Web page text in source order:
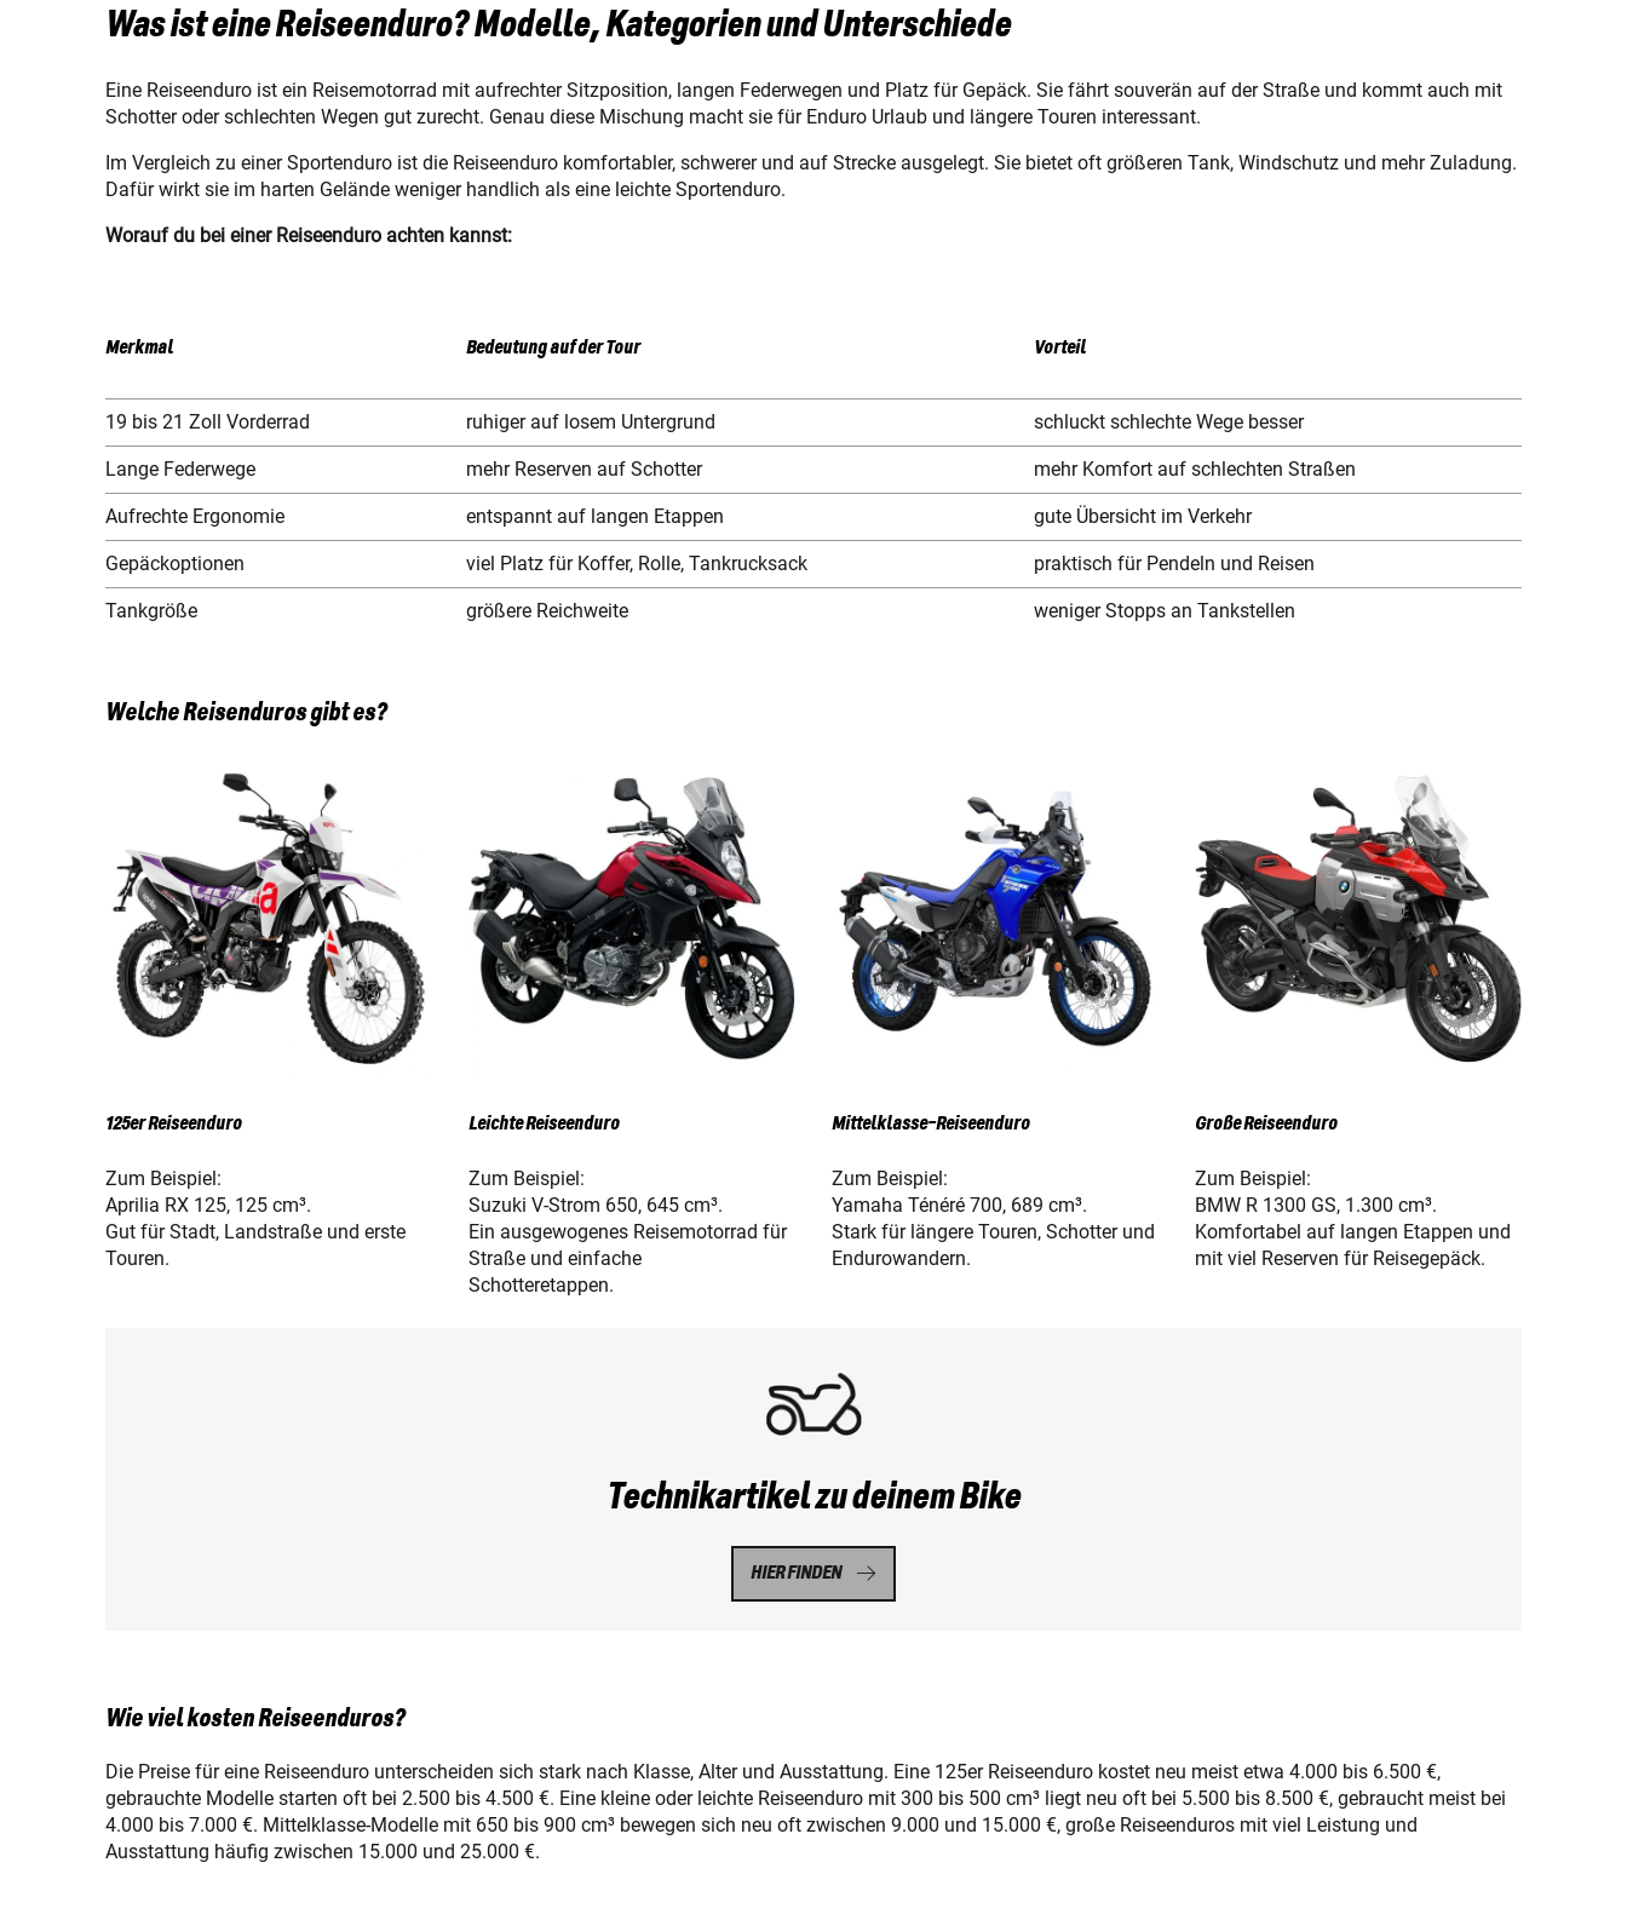
Was ist eine Reiseenduro? Modelle, Kategorien und Unterschiede
Eine Reiseenduro ist ein Reisemotorrad mit aufrechter Sitzposition, langen Federwegen und Platz für Gepäck. Sie fährt souverän auf der Straße und kommt auch mit
Schotter oder schlechten Wegen gut zurecht. Genau diese Mischung macht sie für Enduro Urlaub und längere Touren interessant.
Im Vergleich zu einer Sportenduro ist die Reiseenduro komfortabler, schwerer und auf Strecke ausgelegt. Sie bietet oft größeren Tank, Windschutz und mehr Zuladung.
Dafür wirkt sie im harten Gelände weniger handlich als eine leichte Sportenduro.
Worauf du bei einer Reiseenduro achten kannst:
Merkmal Bedeutung auf der Tour Vorteil
19 bis 21 Zoll Vorderrad ruhiger auf losem Untergrund schluckt schlechte Wege besser
Lange Federwege mehr Reserven auf Schotter mehr Komfort auf schlechten Straßen
Aufrechte Ergonomie entspannt auf langen Etappen gute Übersicht im Verkehr
Gepäckoptionen viel Platz für Koffer, Rolle, Tankrucksack praktisch für Pendeln und Reisen
Tankgröße größere Reichweite weniger Stopps an Tankstellen
Welche Reisenduros gibt es?
125er Reiseenduro
Zum Beispiel:
Aprilia RX 125, 125 cm³.
Gut für Stadt, Landstraße und erste
Touren.
Leichte Reiseenduro
Zum Beispiel:
Suzuki V-Strom 650, 645 cm³.
Ein ausgewogenes Reisemotorrad für
Straße und einfache
Schotteretappen.
Mittelklasse-Reiseenduro
Zum Beispiel:
Yamaha Ténéré 700, 689 cm³.
Stark für längere Touren, Schotter und
Endurowandern.
Große Reiseenduro
Zum Beispiel:
BMW R 1300 GS, 1.300 cm³.
Komfortabel auf langen Etappen und
mit viel Reserven für Reisegepäck.
Technikartikel zu deinem Bike
HIER FINDEN
Wie viel kosten Reiseenduros?
Die Preise für eine Reiseenduro unterscheiden sich stark nach Klasse, Alter und Ausstattung. Eine 125er Reiseenduro kostet neu meist etwa 4.000 bis 6.500 €,
gebrauchte Modelle starten oft bei 2.500 bis 4.500 €. Eine kleine oder leichte Reiseenduro mit 300 bis 500 cm³ liegt neu oft bei 5.500 bis 8.500 €, gebraucht meist bei
4.000 bis 7.000 €. Mittelklasse-Modelle mit 650 bis 900 cm³ bewegen sich neu oft zwischen 9.000 und 15.000 €, große Reiseenduros mit viel Leistung und
Ausstattung häufig zwischen 15.000 und 25.000 €.